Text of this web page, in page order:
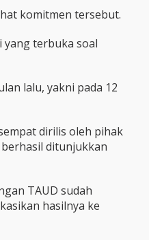
komitmen tersebut.
yang terbuka soal
lalu, yakni pada 12
dirilis oleh pihak
ditunjukkan
TAUD sudah
hasilnya ke